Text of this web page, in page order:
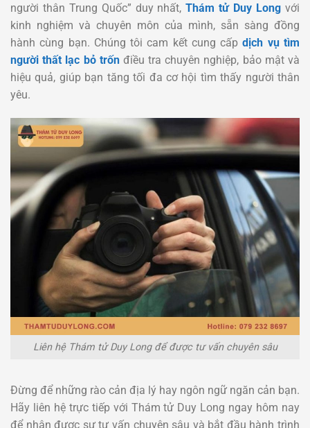
người thân Trung Quốc” duy nhất,Thám tử Duy Long với
kinh nghiệm và chuyên môn của mình, sẵn sàng đồng
hành cùng bạn. Chúng tôi cam kết cung cấpdịch vụ tìm
người thất lạc bỏ trốnđiều tra chuyên nghiệp, bảo mật và
hiệu quả, giúp bạn tăng tối đa cơ hội tìm thấy người thân
yêu.
Liên hệ Thám tử Duy Long để được tư vấn chuyên sâu
Đừng để những rào cản địa lý hay ngôn ngữ ngăn cản bạn.
Hãy liên hệ trực tiếp với Thám tử Duy Long ngay hôm nay
để nhận được sự tư vấn chuyên sâu và bắt đầu hành trình